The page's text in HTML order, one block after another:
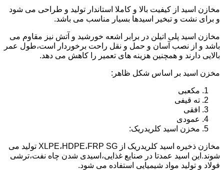
مخازن اسید از کیفیت بالا و کاملا استاندار تولید و طراحی می شود
و برای نشت و تبخیر اسیدها بسیار مناسب می باشد.
مخازن اسید پلی اتیلن در برابر اشعه خورشید و آتش نیز مقاوم می
باشد و از نصب آسان و حمل و نقل راحت برخوردار است،طول عمر
بالایی دارند و همچنین هزینه های تعمیر را کاهش می دهد.
مخزن اسید بر اساس شکل ظاهر:
مکعبی
ته قیفی
افقی
عمودی
مخزن اسید کلریدریک:
مخازن ذخیره اسید کلریدریک از XLPE،HDPE،FRP SG تولید می
شوند.این اسید عمدتا در صنایع غذایی،اسیدی شدن چاه نفت،ترشی
فولاد و تولید مواد شیمیایی استفاده می شود.